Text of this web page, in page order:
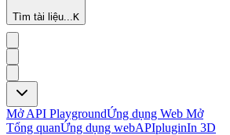
Tìm tài liệu...K
Mở API PlaygroundỨng dụng Web Mở
Tổng quanỨng dụng webAPIpluginIn 3D